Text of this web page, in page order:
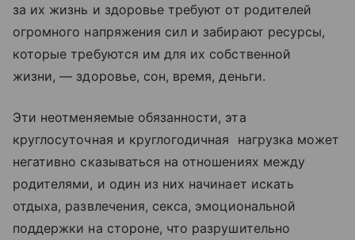
за их жизнь и здоровье требуют от родителей
огромного напряжения сил и забирают ресурсы,
которые требуются им для их собственной
жизни, — здоровье, сон, время, деньги.
Эти неотменяемые обязанности, эта
круглосуточная и круглогодичная нагрузка может
негативно сказываться на отношениях между
родителями, и один из них начинает искать
отдыха, развлечения, секса, эмоциональной
поддержки на стороне, что разрушительно